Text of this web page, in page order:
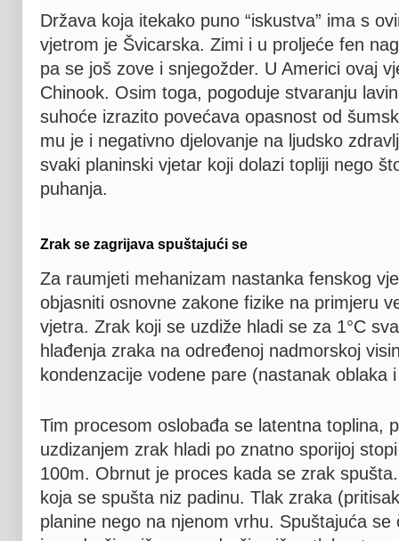
Država koja itekako puno “iskustva” ima s
vjetrom je Švicarska. Zimi i u proljeće fen
pa se još zove i snjegožder. U Americi ovaj
Chinook. Osim toga, pogoduje stvaranju
suhoće izrazito povećava opasnost od
mu je i negativno djelovanje na ljudsko
svaki planinski vjetar koji dolazi topliji nego
puhanja.
Zrak se zagrijava spuštajući se
Za raumjeti mehanizam nastanka fenskog
objasniti osnovne zakone fizike na primjeru
vjetra. Zrak koji se uzdiže hladi se za 1°C
hlađenja zraka na određenoj nadmorskoj
kondenzacije vodene pare (nastanak oblaka
Tim procesom oslobađa se latentna toplina,
uzdizanjem zrak hladi po znatno sporijoj
100m. Obrnut je proces kada se zrak
koja se spušta niz padinu. Tlak zraka
planine nego na njenom vrhu. Spuštajuća